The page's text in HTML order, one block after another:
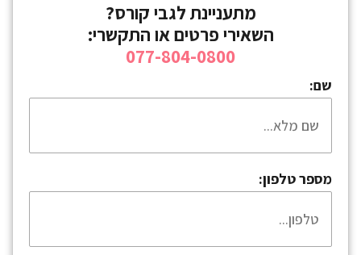
מתעניינת לגבי קורס?
השאירי פרטים או התקשרי:
077-804-0800
שם:
מספר טלפון: